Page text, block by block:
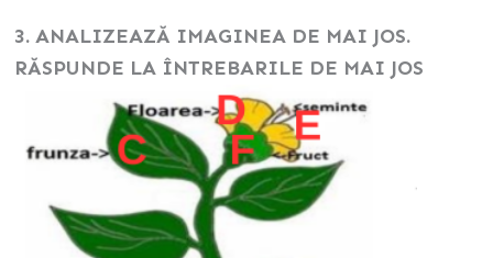
3. ANALIZEAZĂ IMAGINEA DE MAI JOS.
RĂSPUNDE LA ÎNTREBARILE DE MAI JOS